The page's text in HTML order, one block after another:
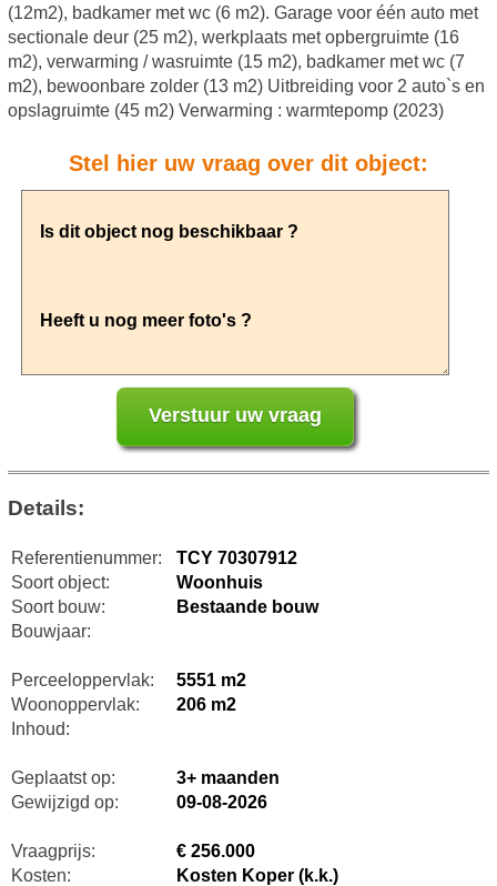
(12m2), badkamer met wc (6 m2). Garage voor één auto met
sectionale deur (25 m2), werkplaats met opbergruimte (16
m2), verwarming / wasruimte (15 m2), badkamer met wc (7
m2), bewoonbare zolder (13 m2) Uitbreiding voor 2 auto`s en
opslagruimte (45 m2) Verwarming : warmtepomp (2023)
Stel hier uw vraag over dit object:
Details:
Referentienummer:
TCY 70307912
Soort object:
Woonhuis
Soort bouw:
Bestaande bouw
Bouwjaar:
Perceeloppervlak:
5551 m2
Woonoppervlak:
206 m2
Inhoud:
Geplaatst op:
3+ maanden
Gewijzigd op:
09-08-2026
Vraagprijs:
€ 256.000
Kosten:
Kosten Koper (k.k.)